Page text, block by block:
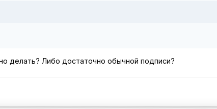
делать? Либо достаточно обычной подписи?